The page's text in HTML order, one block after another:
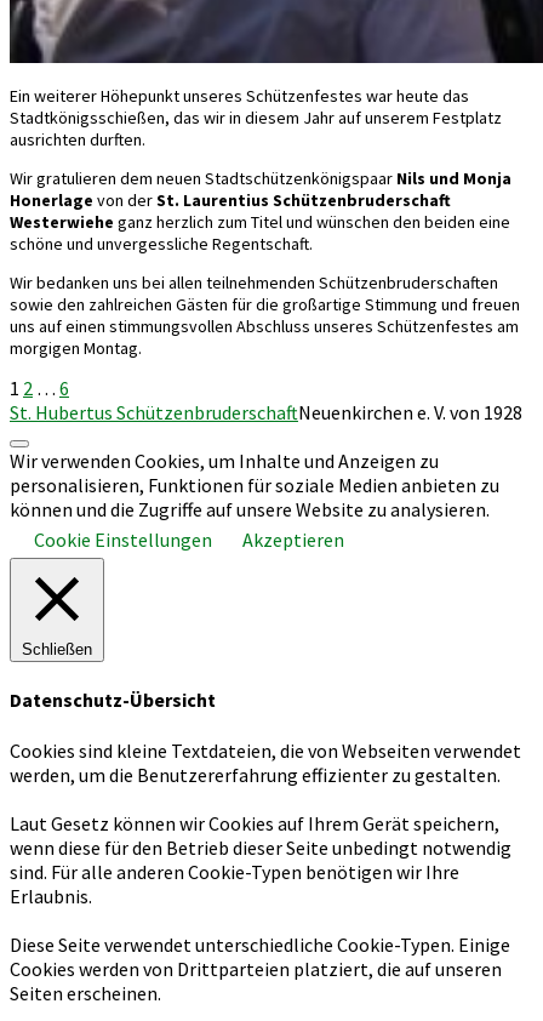
Ein weiterer Höhepunkt unseres Schützenfestes war heute das
Stadtkönigsschießen, das wir in diesem Jahr auf unserem Festplatz
ausrichten durften.
Wir gratulieren dem neuen Stadtschützenkönigspaar Nils und Monja
Honerlage von derSt. Laurentius Schützenbruderschaft
Westerwiehe ganz herzlich zum Titel und wünschen den beiden eine
schöne und unvergessliche Regentschaft.
Wir bedanken uns bei allen teilnehmenden Schützenbruderschaften
sowie den zahlreichen Gästen für die großartige Stimmung und freuen
uns auf einen stimmungsvollen Abschluss unseres Schützenfestes am
morgigen Montag.
Seitennummerierung
der
Beiträge
1 2 … 6
St. Hubertus SchützenbruderschaftNeuenkirchen e. V. von 1928
Nach
oben
scrollen
Wir verwenden Cookies, um Inhalte und Anzeigen zu
personalisieren, Funktionen für soziale Medien anbieten zu
können und die Zugriffe auf unsere Website zu analysieren.
Cookie Einstellungen
Akzeptieren
Schließen
Datenschutz-Übersicht
Cookies sind kleine Textdateien, die von Webseiten verwendet
werden, um die Benutzererfahrung effizienter zu gestalten.
Laut Gesetz können wir Cookies auf Ihrem Gerät speichern,
wenn diese für den Betrieb dieser Seite unbedingt notwendig
sind. Für alle anderen Cookie-Typen benötigen wir Ihre
Erlaubnis.
Diese Seite verwendet unterschiedliche Cookie-Typen. Einige
Cookies werden von Drittparteien platziert, die auf unseren
Seiten erscheinen.